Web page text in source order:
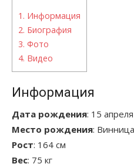
1. Информация
2. Биография
3. Фото
4. Видео
Информация
Дата рождения: 15
Место рождения:
Рост: 164 см
Вес: 75 кг